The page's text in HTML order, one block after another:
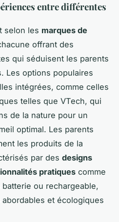
entre différentes
selon les marques de
offrant des
qui séduisent les parents
Les options populaires
intégrées, comme celles
telles que VTech, qui
de la nature pour un
optimal. Les parents
les produits de la
par des designs
pratiques comme
ou rechargeable,
et écologiques